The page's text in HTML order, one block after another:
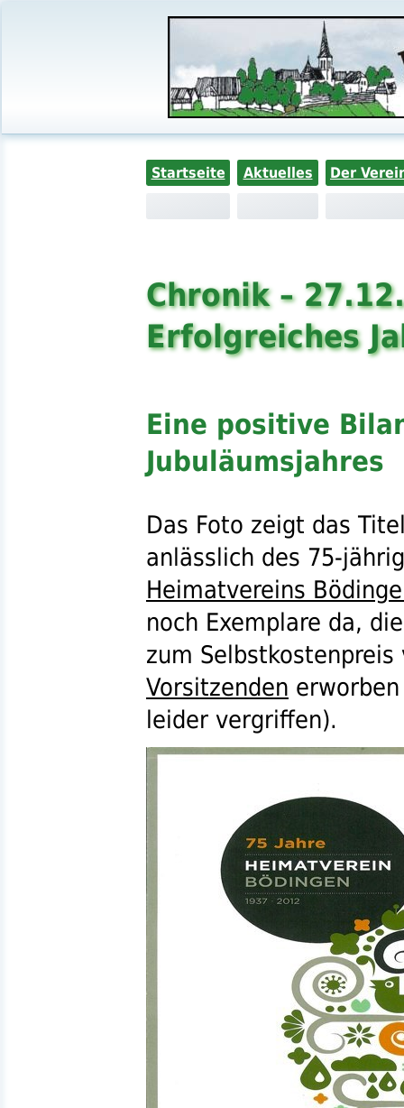
Startseite Aktuelles Der
Chronik –
Erfolgreiches
Eine positive
Jubuläumsjahres
Das Foto zeigt das
anlässlich des 75-
Heimatvereins
noch Exemplare da,
zum
Vorsitzenden
leider vergriffen).